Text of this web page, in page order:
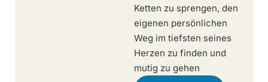
Ketten zu sprengen, den
eigenen persönlichen
Weg im tiefsten seines
Herzen zu finden und
mutig zu gehen